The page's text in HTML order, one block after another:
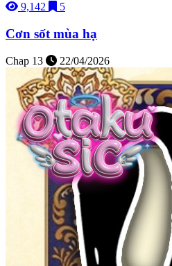
9,142 5
Cơn sốt mùa hạ
Chap 13 22/04/2026